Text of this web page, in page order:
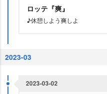
ロッテ『爽』
♪休憩しよう爽しよ
2023-03
2023-03-02